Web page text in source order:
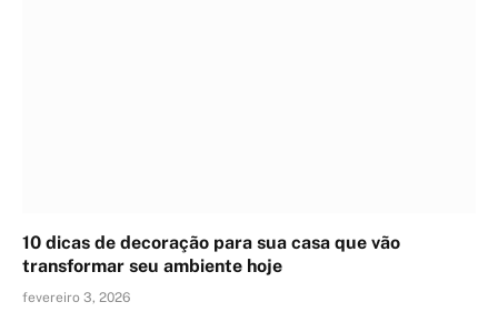
10 dicas de decoração para sua casa que vão
transformar seu ambiente hoje
fevereiro 3, 2026